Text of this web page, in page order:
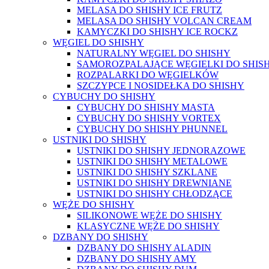
MELASA DO SHISHY ICE FRUTZ
MELASA DO SHISHY VOLCAN CREAM
KAMYCZKI DO SHISHY ICE ROCKZ
WĘGIEL DO SHISHY
NATURALNY WĘGIEL DO SHISHY
SAMOROZPALAJĄCE WĘGIELKI DO
ROZPALARKI DO WĘGIELKÓW
SZCZYPCE I NOSIDEŁKA DO SHISHY
CYBUCHY DO SHISHY
CYBUCHY DO SHISHY MASTA
CYBUCHY DO SHISHY VORTEX
CYBUCHY DO SHISHY PHUNNEL
USTNIKI DO SHISHY
USTNIKI DO SHISHY JEDNORAZOWE
USTNIKI DO SHISHY METALOWE
USTNIKI DO SHISHY SZKLANE
USTNIKI DO SHISHY DREWNIANE
USTNIKI DO SHISHY CHŁODZĄCE
WĘŻE DO SHISHY
SILIKONOWE WĘŻE DO SHISHY
KLASYCZNE WĘŻE DO SHISHY
DZBANY DO SHISHY
DZBANY DO SHISHY ALADIN
DZBANY DO SHISHY AMY